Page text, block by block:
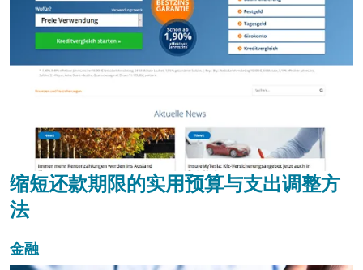
缩短还款期限的实用预算与支出调整方
法
金融